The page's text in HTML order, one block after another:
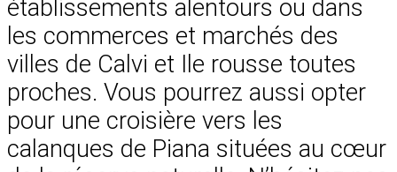
établissements alentours ou dans
les commerces et marchés des
villes de Calvi et Ile rousse toutes
proches. Vous pourrez aussi opter
pour une croisière vers les
calanques de Piana situées au cœur